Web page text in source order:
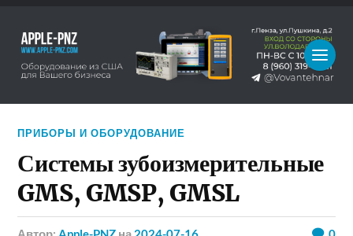
ПРИБОРЫ И ОБОРУДОВАНИЕ
Системы зубоизмерительные
GMS, GMSP, GMSL